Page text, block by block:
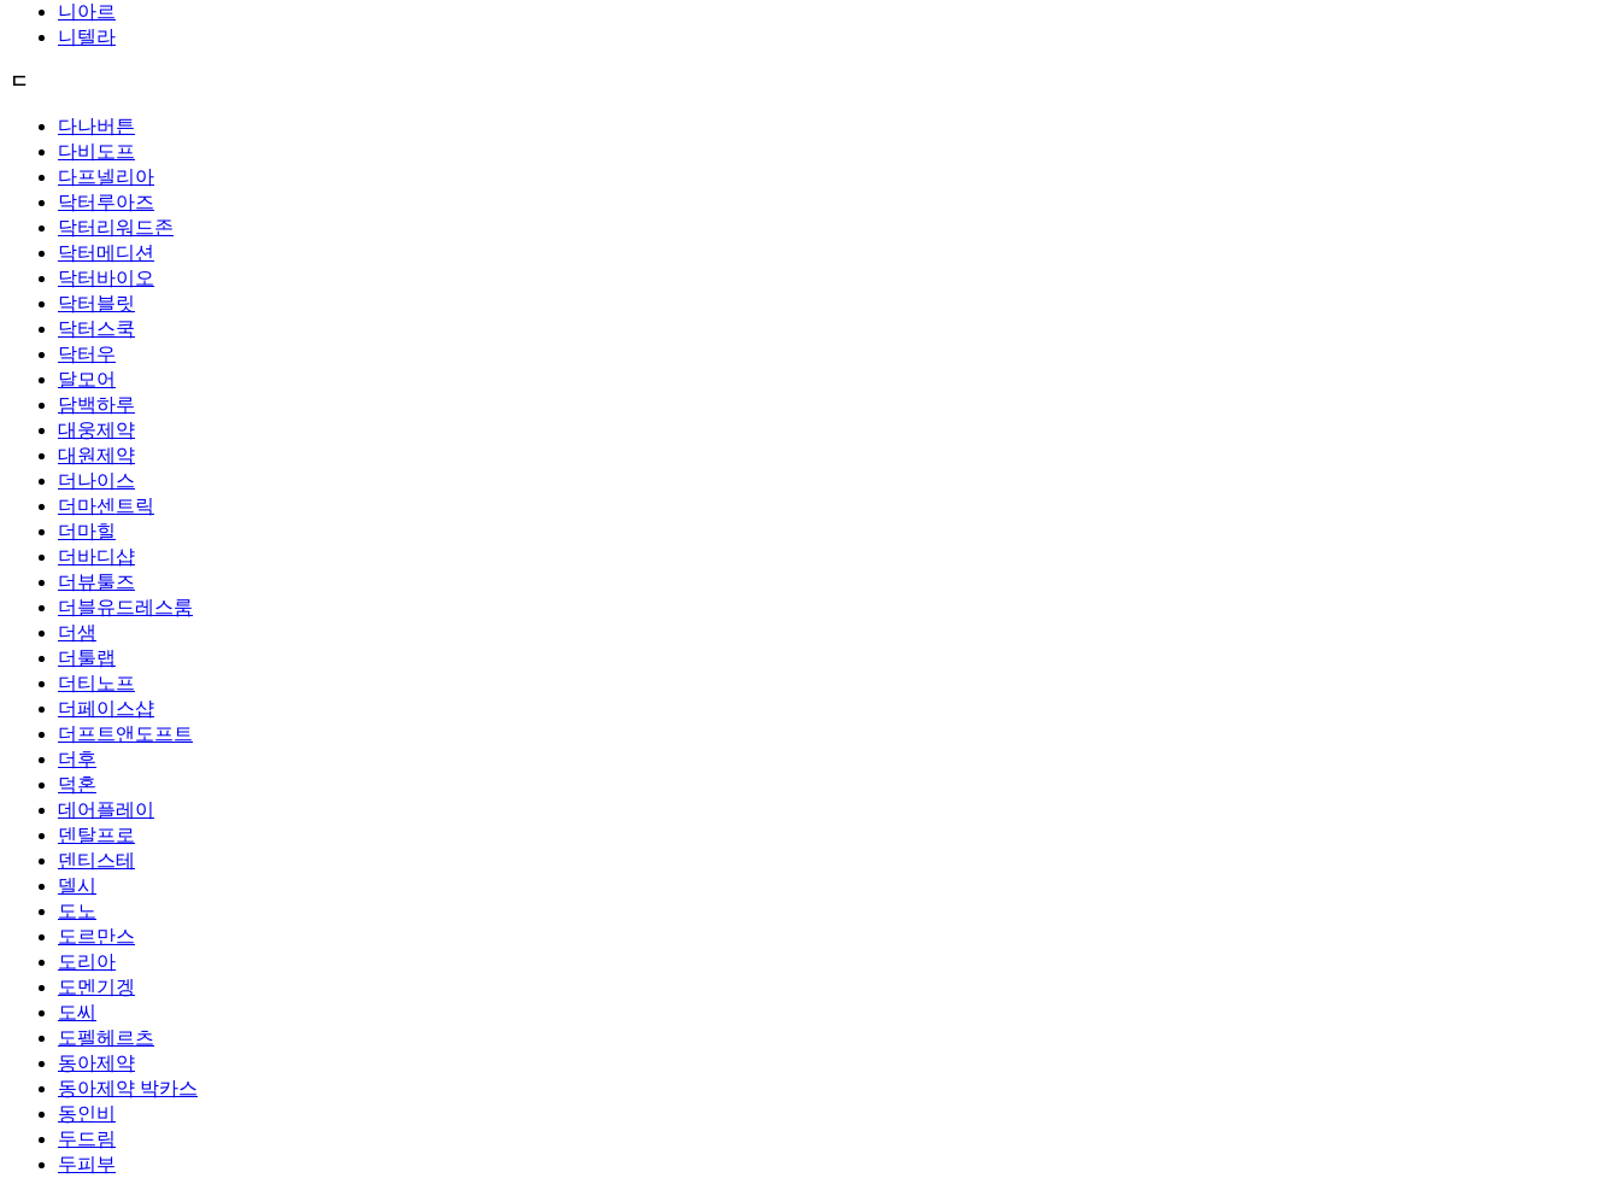
니아르
니텔라
ㄷ
다나버튼
다비도프
다프넬리아
닥터루아즈
닥터리워드존
닥터메디션
닥터바이오
닥터블릿
닥터스쿡
닥터우
달모어
담백하루
대웅제약
대원제약
더나이스
더마센트릭
더마힐
더바디샵
더뷰툴즈
더블유드레스룸
더샘
더툴랩
더티노프
더페이스샵
더프트앤도프트
더후
덕혼
데어플레이
덴탈프로
덴티스테
델시
도노
도르만스
도리아
도멘기겡
도씨
도펠헤르츠
동아제약
동아제약 박카스
동인비
두드림
두피부